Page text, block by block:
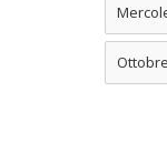
Ottobre